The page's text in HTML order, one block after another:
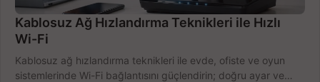
Kablosuz Ağ Hızlandırma Teknikleri ile Hızlı
Wi-Fi
Kablosuz ağ hızlandırma teknikleri ile evde, ofiste ve oyun
sistemlerinde Wi-Fi bağlantısını güçlendirin; doğru ayar ve